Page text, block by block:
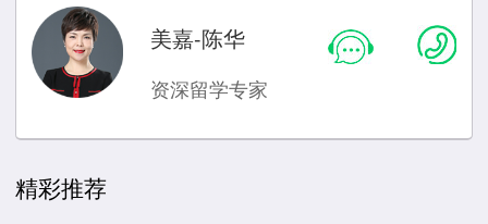
美嘉-陈华
资深留学专家
精彩推荐